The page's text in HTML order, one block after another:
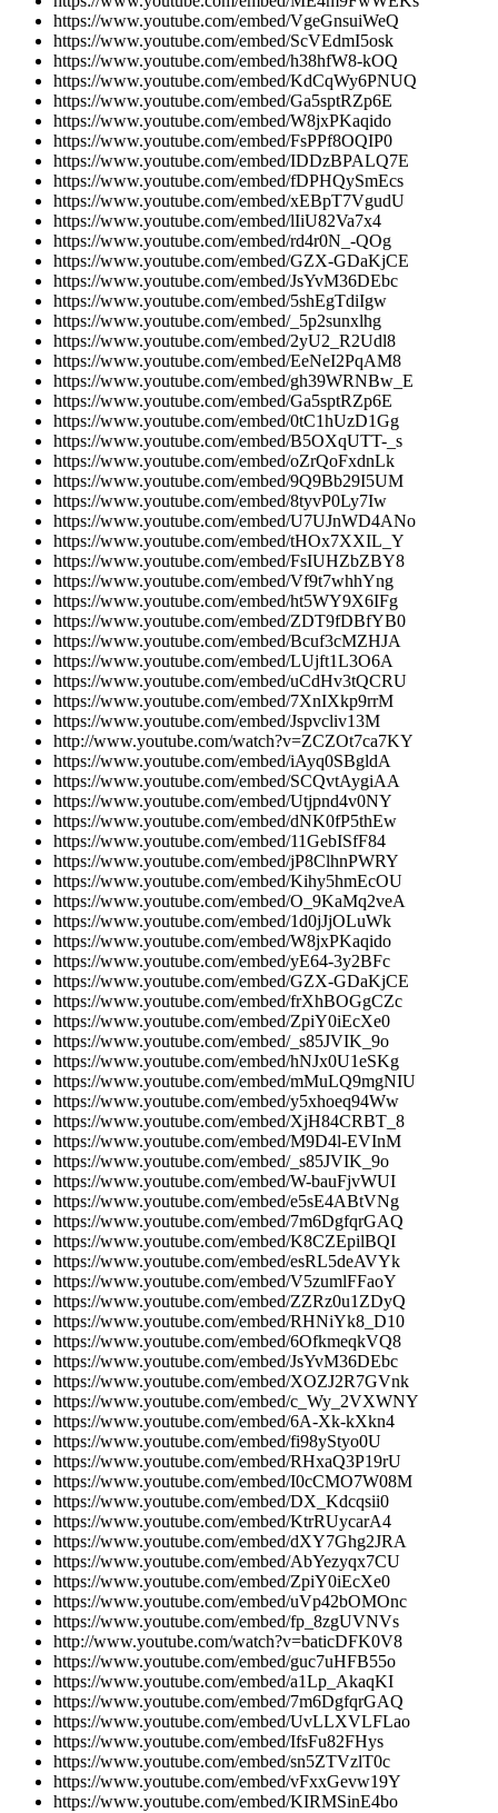
https://www.youtube.com/embed/VgeGnsuiWeQ
https://www.youtube.com/embed/ScVEdmI5osk
https://www.youtube.com/embed/h38hfW8-kOQ
https://www.youtube.com/embed/KdCqWy6PNUQ
https://www.youtube.com/embed/Ga5sptRZp6E
https://www.youtube.com/embed/W8jxPKaqido
https://www.youtube.com/embed/FsPPf8OQIP0
https://www.youtube.com/embed/IDDzBPALQ7E
https://www.youtube.com/embed/fDPHQySmEcs
https://www.youtube.com/embed/xEBpT7VgudU
https://www.youtube.com/embed/lIiU82Va7x4
https://www.youtube.com/embed/rd4r0N_-QOg
https://www.youtube.com/embed/GZX-GDaKjCE
https://www.youtube.com/embed/JsYvM36DEbc
https://www.youtube.com/embed/5shEgTdiIgw
https://www.youtube.com/embed/_5p2sunxlhg
https://www.youtube.com/embed/2yU2_R2Udl8
https://www.youtube.com/embed/EeNeI2PqAM8
https://www.youtube.com/embed/gh39WRNBw_E
https://www.youtube.com/embed/Ga5sptRZp6E
https://www.youtube.com/embed/0tC1hUzD1Gg
https://www.youtube.com/embed/B5OXqUTT-_s
https://www.youtube.com/embed/oZrQoFxdnLk
https://www.youtube.com/embed/9Q9Bb29I5UM
https://www.youtube.com/embed/8tyvP0Ly7Iw
https://www.youtube.com/embed/U7UJnWD4ANo
https://www.youtube.com/embed/tHOx7XXIL_Y
https://www.youtube.com/embed/FsIUHZbZBY8
https://www.youtube.com/embed/Vf9t7whhYng
https://www.youtube.com/embed/ht5WY9X6IFg
https://www.youtube.com/embed/ZDT9fDBfYB0
https://www.youtube.com/embed/Bcuf3cMZHJA
https://www.youtube.com/embed/LUjft1L3O6A
https://www.youtube.com/embed/uCdHv3tQCRU
https://www.youtube.com/embed/7XnIXkp9rrM
https://www.youtube.com/embed/Jspvcliv13M
http://www.youtube.com/watch?v=ZCZOt7ca7KY
https://www.youtube.com/embed/iAyq0SBgldA
https://www.youtube.com/embed/SCQvtAygiAA
https://www.youtube.com/embed/Utjpnd4v0NY
https://www.youtube.com/embed/dNK0fP5thEw
https://www.youtube.com/embed/11GebISfF84
https://www.youtube.com/embed/jP8ClhnPWRY
https://www.youtube.com/embed/Kihy5hmEcOU
https://www.youtube.com/embed/O_9KaMq2veA
https://www.youtube.com/embed/1d0jJjOLuWk
https://www.youtube.com/embed/W8jxPKaqido
https://www.youtube.com/embed/yE64-3y2BFc
https://www.youtube.com/embed/GZX-GDaKjCE
https://www.youtube.com/embed/frXhBOGgCZc
https://www.youtube.com/embed/ZpiY0iEcXe0
https://www.youtube.com/embed/_s85JVIK_9o
https://www.youtube.com/embed/hNJx0U1eSKg
https://www.youtube.com/embed/mMuLQ9mgNIU
https://www.youtube.com/embed/y5xhoeq94Ww
https://www.youtube.com/embed/XjH84CRBT_8
https://www.youtube.com/embed/M9D4l-EVInM
https://www.youtube.com/embed/_s85JVIK_9o
https://www.youtube.com/embed/W-bauFjvWUI
https://www.youtube.com/embed/e5sE4ABtVNg
https://www.youtube.com/embed/7m6DgfqrGAQ
https://www.youtube.com/embed/K8CZEpilBQI
https://www.youtube.com/embed/esRL5deAVYk
https://www.youtube.com/embed/V5zumlFFaoY
https://www.youtube.com/embed/ZZRz0u1ZDyQ
https://www.youtube.com/embed/RHNiYk8_D10
https://www.youtube.com/embed/6OfkmeqkVQ8
https://www.youtube.com/embed/JsYvM36DEbc
https://www.youtube.com/embed/XOZJ2R7GVnk
https://www.youtube.com/embed/c_Wy_2VXWNY
https://www.youtube.com/embed/6A-Xk-kXkn4
https://www.youtube.com/embed/fi98yStyo0U
https://www.youtube.com/embed/RHxaQ3P19rU
https://www.youtube.com/embed/I0cCMO7W08M
https://www.youtube.com/embed/DX_Kdcqsii0
https://www.youtube.com/embed/KtrRUycarA4
https://www.youtube.com/embed/dXY7Ghg2JRA
https://www.youtube.com/embed/AbYezyqx7CU
https://www.youtube.com/embed/ZpiY0iEcXe0
https://www.youtube.com/embed/uVp42bOMOnc
https://www.youtube.com/embed/fp_8zgUVNVs
http://www.youtube.com/watch?v=baticDFK0V8
https://www.youtube.com/embed/guc7uHFB55o
https://www.youtube.com/embed/a1Lp_AkaqKI
https://www.youtube.com/embed/7m6DgfqrGAQ
https://www.youtube.com/embed/UvLLXVLFLao
https://www.youtube.com/embed/IfsFu82FHys
https://www.youtube.com/embed/sn5ZTVzlT0c
https://www.youtube.com/embed/vFxxGevw19Y
https://www.youtube.com/embed/KIRMSinE4bo